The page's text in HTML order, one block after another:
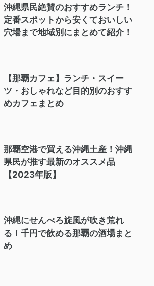
沖縄県民絶賛のおすすめランチ！
定番スポットから安くておいしい
穴場まで地域別にまとめて紹介！
【那覇カフェ】ランチ・スイー
ツ・おしゃれなど目的別のおすす
めカフェまとめ
那覇空港で買える沖縄土産！沖縄
県民が推す最新のオススメ品
【2023年版】
沖縄にせんべろ旋風が吹き荒れ
る！千円で飲める那覇の酒場まと
め